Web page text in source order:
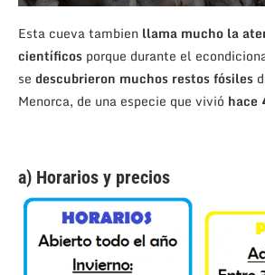
Esta cueva tambien llama mucho la
científicos porque durante el
se descubrieron muchos restos fósiles
Menorca, de una especie que vivió hace
a) Horarios y precios